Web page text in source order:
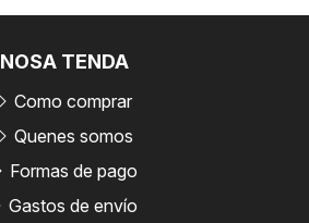
NOSA TENDA
Como comprar
Quenes somos
Formas de pago
Gastos de envío